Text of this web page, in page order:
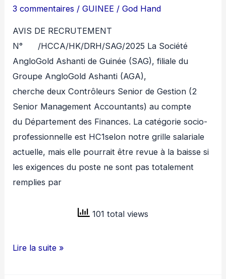
PARTENARIATS
3 commentaires /GUINEE /God Hand
AVIS DE RECRUTEMENT
N° /HCCA/HK/DRH/SAG/2025 La Société
AngloGold Ashanti de Guinée (SAG), filiale du
Groupe AngloGold Ashanti (AGA),
cherche deux Contrôleurs Senior de Gestion (2
Senior Management Accountants) au compte
du Département des Finances. La catégorie socio-
professionnelle est HC1selon notre grille salariale
actuelle, mais elle pourrait être revue à la baisse si
les exigences du poste ne sont pas totalement
remplies par
101 total views
ANGLOGOLD
Lire la suite »